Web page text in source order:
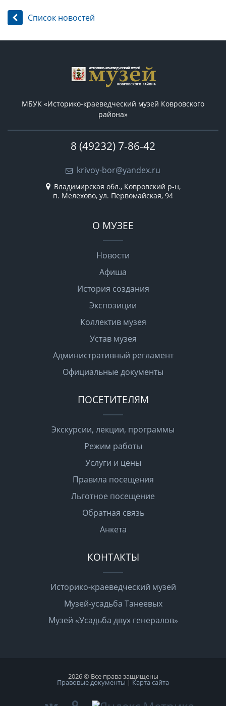
Список новостей
МБУК «Историко-краеведческий музей Ковровского
района»
8 (49232) 7-86-42
krivoy-bor@yandex.ru
Владимирская обл., Ковровский р-н,
п. Мелехово, ул. Первомайская, 94
О МУЗЕЕ
Новости
Афиша
История создания
Экспозиции
Коллектив музея
Устав музея
Административный регламент
Официальные документы
ПОСЕТИТЕЛЯМ
Экскурсии, лекции, программы
Режим работы
Услуги и цены
Правила посещения
Льготное посещение
Обратная связь
Анкета
КОНТАКТЫ
Историко-краеведческий музей
Музей-усадьба Танеевых
Музей «Усадьба двух генералов»
2026 © Все права защищены
Правовые документы | Карта сайта